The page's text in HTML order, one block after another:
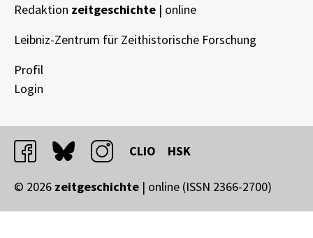
Redaktion zeitgeschichte | online
Leibniz-Zentrum für Zeithistorische Forschung
Profil
Login
facebookbluesky instagram
CLIO HSK
© 2026 zeitgeschichte | online (ISSN 2366-2700)